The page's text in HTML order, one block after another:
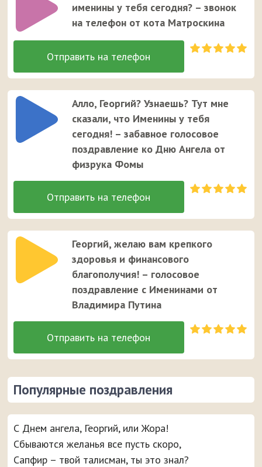
именины у тебя сегодня? – звонок
на телефон от кота Матроскина
Алло, Георгий? Узнаешь? Тут мне
сказали, что Именины у тебя
сегодня! – забавное голосовое
поздравление ко Дню Ангела от
физрука Фомы
Георгий, желаю вам крепкого
здоровья и финансового
благополучия! – голосовое
поздравление с Именинами от
Владимира Путина
Популярные поздравления
С Днем ангела, Георгий, или Жора!
Сбываются желанья все пусть скоро,
Сапфир – твой талисман, ты это знал?